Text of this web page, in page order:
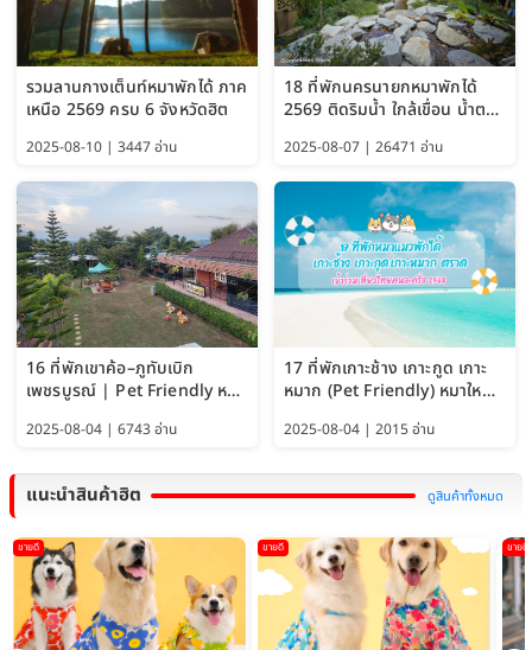
รวมลานกางเต็นท์หมาพักได้ ภาค
เหนือ 2569 ครบ 6 จังหวัดฮิต
2025-08-10 | 3447 อ่าน
18 ที่พักนครนายกหมาพักได้
2569 ติดริมน้ำ ใกล้เขื่อน น้ำตก
Pet Friendly และหมาใหญ่พัก
ได้
2025-08-07 | 26471 อ่าน
16 ที่พักเขาค้อ–ภูทับเบิก
เพชรบูรณ์ | Pet Friendly หมา
2025-08-04 | 6743 อ่าน
17 ที่พักเกาะช้าง เกาะกูด เกาะ
หมาก (Pet Friendly) หมาใหญ่
2025-08-04 | 2015 อ่าน
แนะนำสินค้าฮิต ดูสินค้าทั้งหมด
ขายดี ขายดี ขายดี